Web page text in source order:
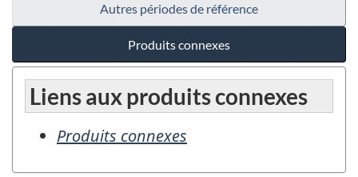
Autres périodes de référence
Produits connexes
Liens aux produits connexes
Produits connexes